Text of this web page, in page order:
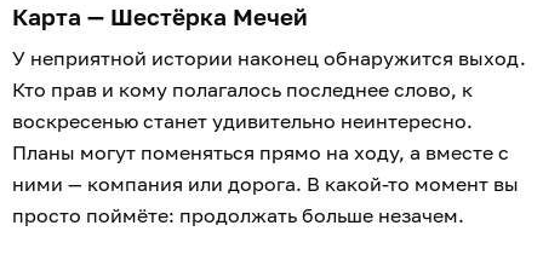
Карта — Шестёрка Мечей
У неприятной истории наконец обнаружится выход.
Кто прав и кому полагалось последнее слово, к
воскресенью станет удивительно неинтересно.
Планы могут поменяться прямо на ходу, а вместе с
ними — компания или дорога. В какой-то момент вы
просто поймёте: продолжать больше незачем.